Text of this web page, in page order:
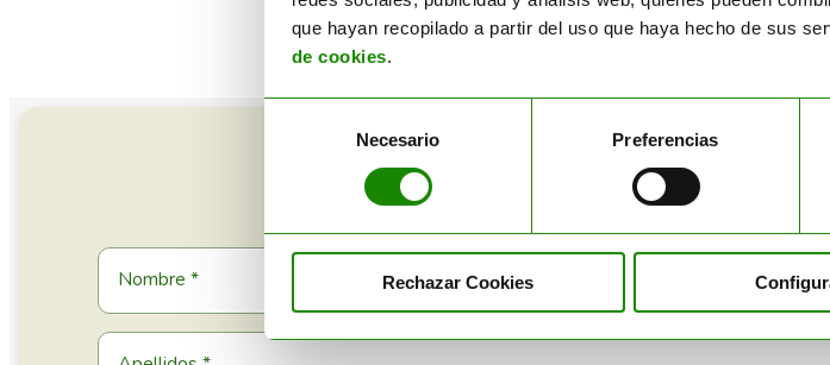
que hayan recopilado a partir del uso que haya hecho de sus
de cookies.
consentimiento
Necesario Preferencias
Rechazar Cookies